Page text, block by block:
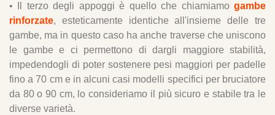
• Il terzo degli appoggi è quello che chiamiamo gambe
rinforzate, esteticamente identiche all'insieme delle tre
gambe, ma in questo caso ha anche traverse che uniscono
le gambe e ci permettono di dargli maggiore stabilità,
impedendogli di poter sostenere pesi maggiori per padelle
fino a 70 cm e in alcuni casi modelli specifici per bruciatore
da 80 o 90 cm, lo consideriamo il più sicuro e stabile tra le
diverse varietà.